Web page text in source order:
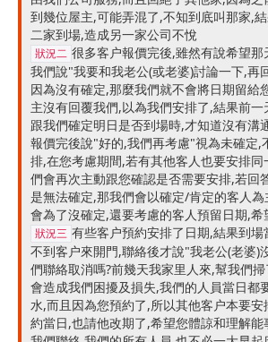
到幾位屋主,可能弄混了,不知到底叫那家,
二家到場,造成另一家公司不悅
狀況二 很多客户報價完後,雖然有說希望那
我們說"我要和我老公(或老婆)討論一下,再
因為沒有確定,那麼我們就不會將日期留給
主沒有回覆我們,以為我們安排了,結果前一
跟我們確定明日是否到場時,才知道沒有溝
報價完後說"好的,我們再考慮"視為未確定,
排,在您考慮期間,若有其他客人也要安排同
們會再次主動跟您確認是否需要安排,若回
是無法確定,那我們會以確定/肯定的客人為
會為了沒確定,還要考慮的客人預留日期,希
狀況三 有些客户預約安排了日期,結果到場
不到客户來開門,聯絡後才說"我老公(老婆)
們聯絡取消嗎?前幾天我家里人來,幫我們
會造成我們困擾及損失,我們的人員當日都
水,而且因為您預約了,所以其他客户本要安
約當日,也請他改期了,希望您體諒和理解能